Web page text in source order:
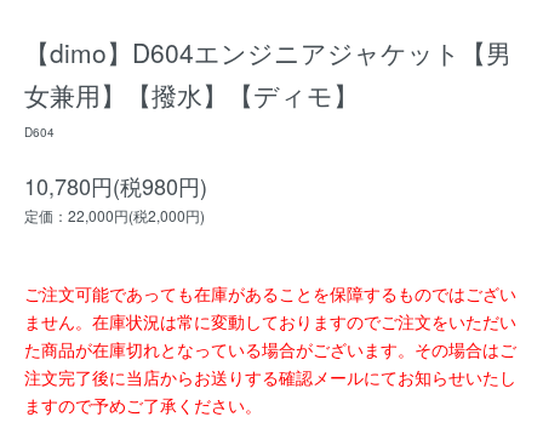
【dimo】D604エンジニアジャケット【男
女兼用】【撥水】【ディモ】
D604
10,780円(税980円)
定価：22,000円(税2,000円)
ご注文可能であっても在庫があることを保障するものではござい
ません。在庫状況は常に変動しておりますのでご注文をいただい
た商品が在庫切れとなっている場合がございます。その場合はご
注文完了後に当店からお送りする確認メールにてお知らせいたし
ますので予めご了承ください。